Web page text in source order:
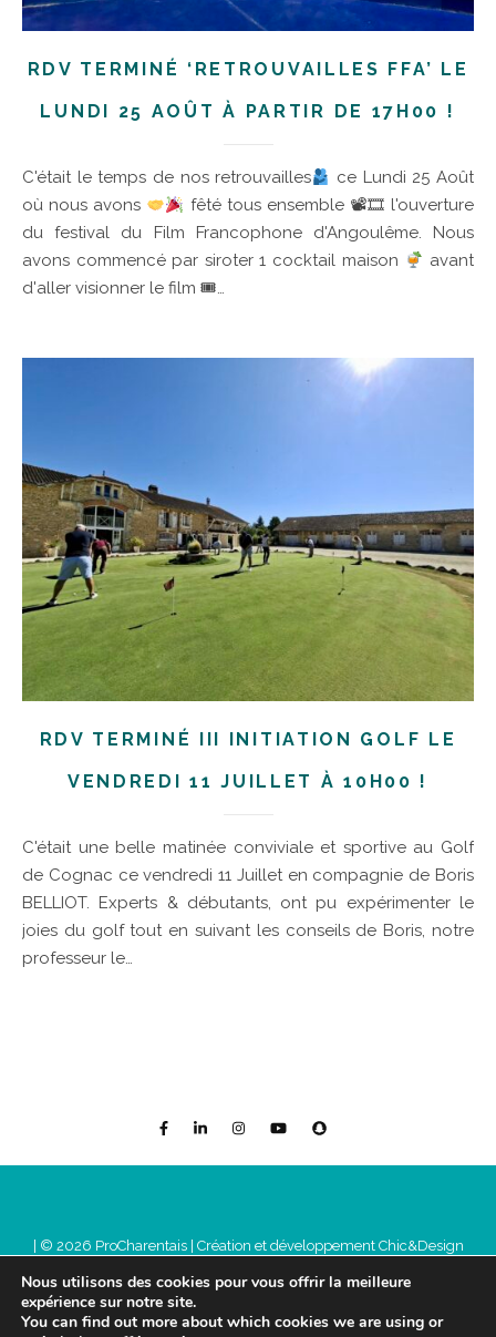
RDV TERMINÉ ‘RETROUVAILLES FFA’ LE
LUNDI 25 AOÛT À PARTIR DE 17H00 !
C'était le temps de nos retrouvailles
ce Lundi 25 Août
où nous avons
fêté tous ensemble 📽🎞 l'ouverture
du festival du Film Francophone d'Angoulême. Nous
avons commencé par siroter 1 cocktail maison
avant
d'aller visionner le film 🎟…
RDV TERMINÉ III INITIATION GOLF LE
VENDREDI 11 JUILLET À 10H00 !
C'était une belle matinée conviviale et sportive au Golf
de Cognac ce vendredi 11 Juillet en compagnie de Boris
BELLIOT. Experts & débutants, ont pu expérimenter le
joies du golf tout en suivant les conseils de Boris, notre
professeur le…
| © 2026 ProCharentais | Création et développement Chic&Design
Mentions légales
Nous utilisons des cookies pour vous offrir la meilleure
expérience sur notre site.
You can find out more about which cookies we are using or